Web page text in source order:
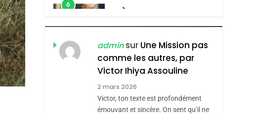
6
FIÈRE, DIGNE ET
RÉSILIENTE :
POURQUOI JE
REVENDIQUE MA
JUDAÏTE Par Thérèse
Zrihen-Dvir
ISRAÉL JUDAISME
CE QUI NOUS
MANQUE – Jacques
Hadida
JUDAISME
adminsur Une Mission pas
comme les autres, par
Victor Ihiya Assouline
2 mars 2026
Victor, ton texte est profondément
émouvant et sincère. On sent qu’il ne